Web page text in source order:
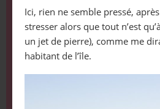
Ici, rien ne semble pressé,
stresser alors que tout n’est
un jet de pierre), comme me
habitant de l’île.